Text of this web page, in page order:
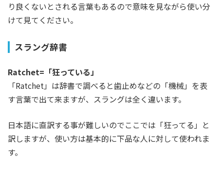
り良くないとされる言葉もあるので意味を見ながら使い分
けて見てください。
スラング辞書
Ratchet=「狂っている」
「Ratchet」は辞書で調べると歯止めなどの「機械」を表
す言葉で出て来ますが、スラングは全く違います。
日本語に直訳する事が難しいのでここでは「狂ってる」と
訳しますが、使い方は基本的に下品な人に対して使われま
す。